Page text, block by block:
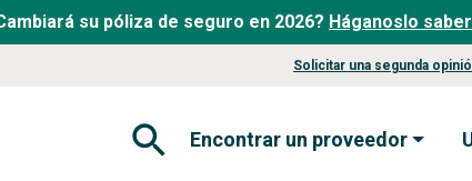
su póliza de seguro en 2026? Háganoslo
Solicitar una segunda
Abrir formulario de búsqueda
Encontrar un proveedor